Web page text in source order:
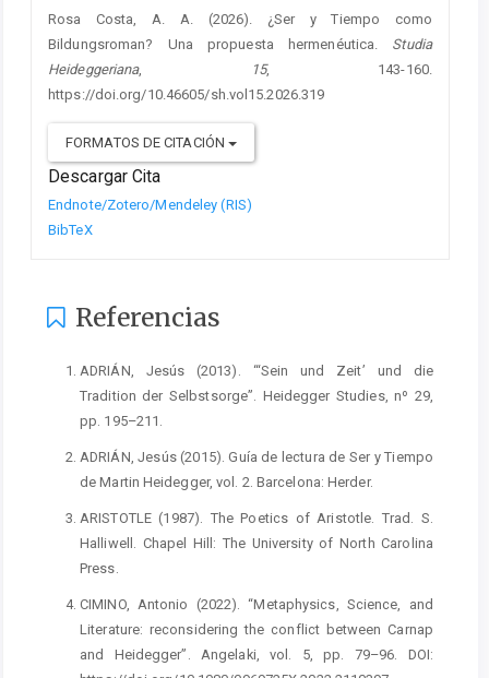
Rosa Costa, A. A. (2026). ¿Ser y Tiempo como
Bildungsroman? Una propuesta hermenéutica. Studia
Heideggeriana, 15, 143-160.
https://doi.org/10.46605/sh.vol15.2026.319
FORMATOS DE CITACIÓN
Descargar Cita
Endnote/Zotero/Mendeley (RIS)
BibTeX
Referencias
ADRIÁN, Jesús (2013). “‘Sein und Zeit’ und die
Tradition der Selbstsorge”. Heidegger Studies, nº 29,
pp. 195–211.
ADRIÁN, Jesús (2015). Guía de lectura de Ser y Tiempo
de Martin Heidegger, vol. 2. Barcelona: Herder.
ARISTOTLE (1987). The Poetics of Aristotle. Trad. S.
Halliwell. Chapel Hill: The University of North Carolina
Press.
CIMINO, Antonio (2022). “Metaphysics, Science, and
Literature: reconsidering the conflict between Carnap
and Heidegger”. Angelaki, vol. 5, pp. 79–96. DOI: